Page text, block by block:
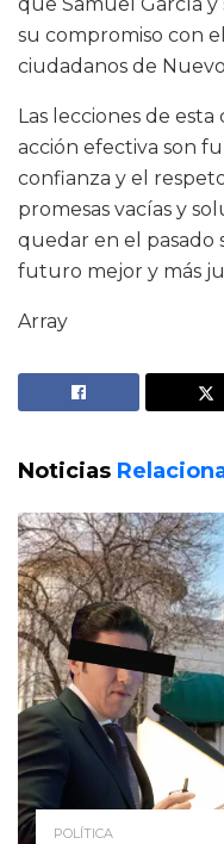
que Samuel García
su compromiso con
ciudadanos de
Las lecciones de esta
acción efectiva son
confianza y el
promesas vacías y
quedar en el pasado
futuro mejor y más
Array
Noticias
POLÍTICA